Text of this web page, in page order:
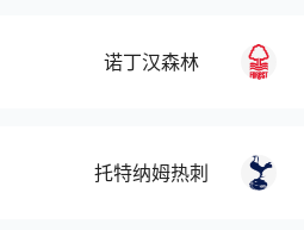
诺丁汉森林
托特纳姆热刺